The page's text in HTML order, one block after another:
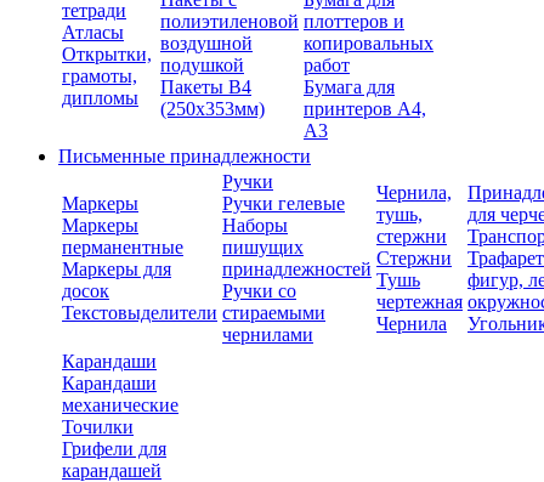
тетради
Атласы
Открытки,
грамоты,
дипломы
полиэтиленовой
воздушной
подушкой
Пакеты В4
(250х353мм)
плоттеров и
копировальных
работ
Бумага для
принтеров А4,
А3
Письменные принадлежности
Маркеры
Маркеры
перманентные
Маркеры для
досок
Текстовыделители
Ручки
Ручки гелевые
Наборы
пишущих
принадлежностей
Ручки со
стираемыми
чернилами
Чернила,
тушь,
стержни
Стержни
Тушь
чертежная
Чернила
для
фигур,
Карандаши
Карандаши
механические
Точилки
Грифели для
карандашей